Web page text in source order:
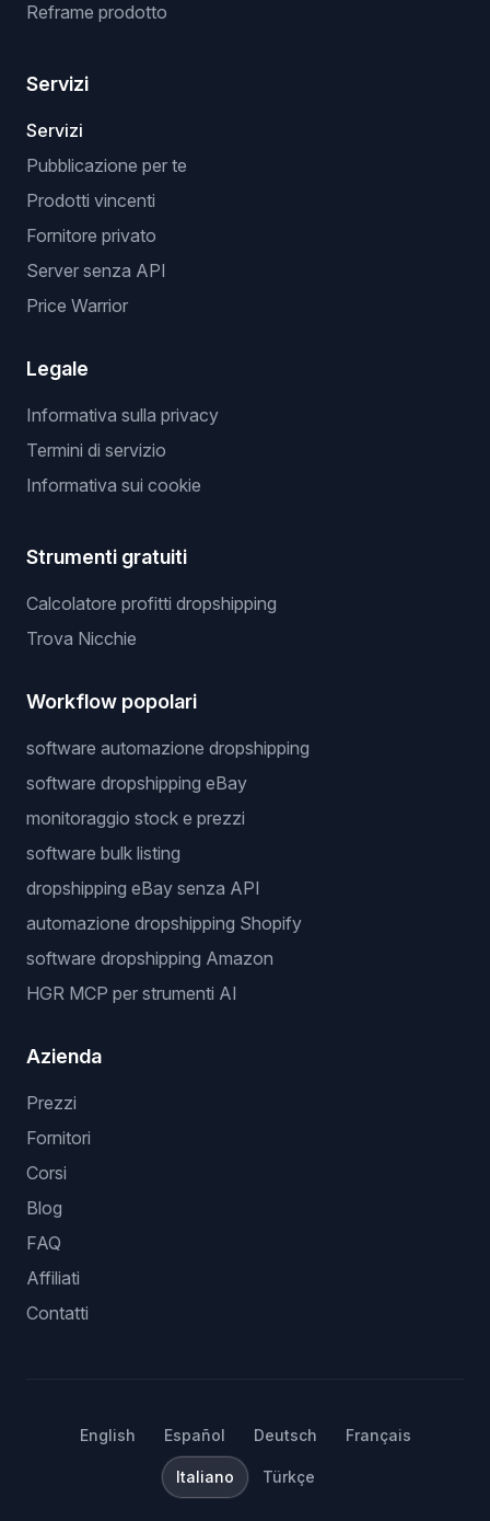
Reframe prodotto
Servizi
Servizi
Pubblicazione per te
Prodotti vincenti
Fornitore privato
Server senza API
Price Warrior
Legale
Informativa sulla privacy
Termini di servizio
Informativa sui cookie
Strumenti gratuiti
Calcolatore profitti dropshipping
Trova Nicchie
Workflow popolari
software automazione dropshipping
software dropshipping eBay
monitoraggio stock e prezzi
software bulk listing
dropshipping eBay senza API
automazione dropshipping Shopify
software dropshipping Amazon
HGR MCP per strumenti AI
Azienda
Prezzi
Fornitori
Corsi
Blog
FAQ
Affiliati
Contatti
English Español Deutsch Français
Italiano Türkçe